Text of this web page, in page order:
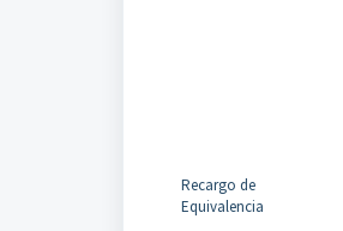
Recargo de
Equivalencia